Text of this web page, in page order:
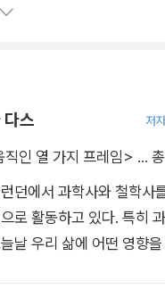
. 인종차별주의라는 동전
자들이 있다.
다’
를 따로 불러냈다. 그는
람들을 만신창이가 되도
착취를 당하지 않도록
에 스며들었고, 지금도 계
하려는 것이건, 효율성
벗어나려는 것이건 간에,
민화된 지역 전반에서
다. 적어도 관리 매뉴얼에
백인 정착민들의 노골적
있던 블랙풋족의 땅을 앞
들이 있었다. 이들은 그동
다스 저
직인 열 가지 프레임> …
던에서 과학사와 철학사
로 활동하고 있다. 특히
날 우리 삶에 어떤 영향